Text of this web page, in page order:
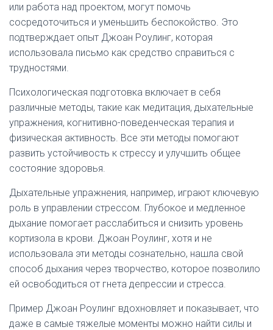
или работа над проектом, могут помочь
сосредоточиться и уменьшить беспокойство. Это
подтверждает опыт Джоан Роулинг, которая
использовала письмо как средство справиться с
трудностями.
Психологическая подготовка включает в себя
различные методы, такие как медитация, дыхательные
упражнения, когнитивно-поведенческая терапия и
физическая активность. Все эти методы помогают
развить устойчивость к стрессу и улучшить общее
состояние здоровья.
Дыхательные упражнения, например, играют ключевую
роль в управлении стрессом. Глубокое и медленное
дыхание помогает расслабиться и снизить уровень
кортизола в крови. Джоан Роулинг, хотя и не
использовала эти методы сознательно, нашла свой
способ дыхания через творчество, которое позволило
ей освободиться от гнета депрессии и стресса.
Пример Джоан Роулинг вдохновляет и показывает, что
даже в самые тяжелые моменты можно найти силы и